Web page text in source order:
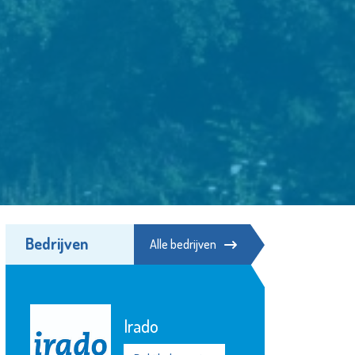
Bedrijven Alle bedrijven
Poppodium De
Kroepoekfabriek